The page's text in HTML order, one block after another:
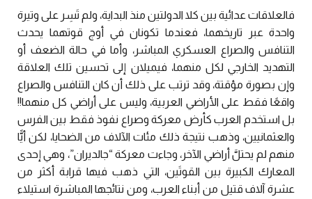
فالعلاقات عدائية بين كلا الدولتين منذ البداية، ولم تَسِر على وتيرة
واحدة عبر تاريخهما، فعندما تكونان في أوج قوتهما يحدث
التنافس والصراع العسكري المباشر، وأما في حالة الضعف أو
التهديد الخارجي لكل منهما، فيميلان إلى تحسين تلك العلاقة
وإن بصورة مؤقتة، وقد ترتب على ذلك أن كان التنافس والصراع
واقعًا فقط على الأراضي العربية، وليس على أراضي كل منهما!!
بل استخدم العرب كأرض معركة وصراع نفوذ فقط بين الفرس
والعثمانيين، وذهب نتيجة ذلك مئات الآلاف من الضحايا، لكن أيًّا
منهم لم يحتلَّ أراضي الآخر، وجاءت معركة “جالديران”، وهي إحدى
المعارك الكبيرة بين القوتَين، التي ذهب فيها قرابة أكثر من
عشرة آلاف قتيل من أبناء العرب، ومن نتائجها المباشرة استيلاء